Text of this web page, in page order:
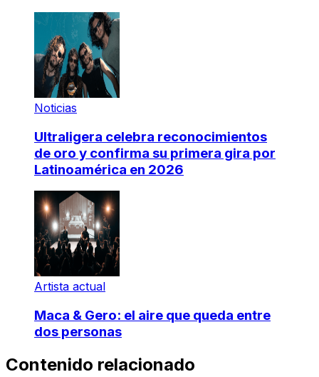
Noticias
Ultraligera celebra reconocimientos
de oro y confirma su primera gira por
Latinoamérica en 2026
Artista actual
Maca & Gero: el aire que queda entre
dos personas
Contenido relacionado